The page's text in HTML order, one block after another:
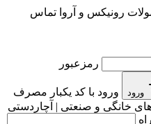
رونیکس و آروا تماس
رمزعبور
ورود
ورود با کد یکبار مصرف
خانگی و صنعتی | آچاردستی